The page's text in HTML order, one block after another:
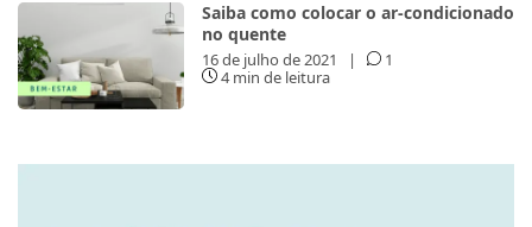
Saiba como colocar o ar-condicionado
no quente
16 de julho de 2021 |
1
4 min de leitura